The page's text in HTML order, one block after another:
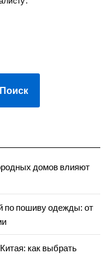
Поиск
домов влияют
по пошиву одежды: от
как выбрать